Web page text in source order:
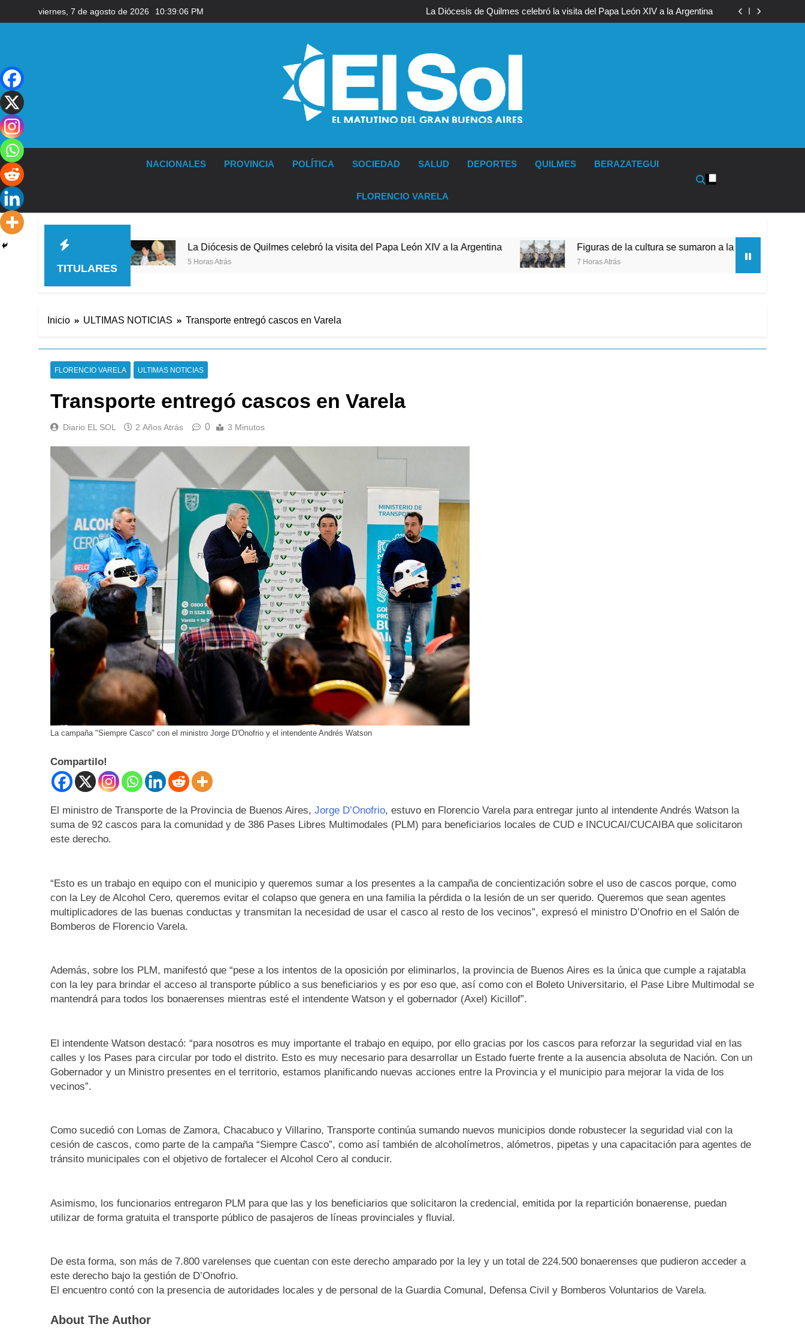
al
viernes, 7 de agosto de 2026 10:39:06 PM
La Diócesis de Quilmes celebró la visita del Papa León XIV a la Argentina
Figuras de la cultura se sumaron a la marcha frente al Congreso contra la Ley
La Diócesis de Quilmes celebró la visita del Papa León XIV a la Argentina
Figuras de la cultura se sumaron a la marcha frente al Congreso contra la Ley
Nueva jornada negativa para los activos argentinos: cayeron las acciones en
Wall Street y el riesgo país quedó al borde de los 450 puntos
NACIONALES PROVINCIA POLÍTICA SOCIEDAD SALUD DEPORTES QUILMES BERAZATEGUI
FLORENCIO VARELA
TITULARES
de Quilmes La Diócesis de Quilmes celebró la visita del Papa León XIV a la Argentina
5 Horas Atrás
Figuras de la cultura se sumaron a la marcha frente al Congreso
7 Horas Atrás
Inicio ULTIMAS NOTICIAS Transporte entregó cascos en Varela
FLORENCIO VARELA ULTIMAS NOTICIAS
Transporte entregó cascos en Varela
Diario EL SOL 2 Años Atrás 0 3 Minutos
La campaña "Siempre Casco" con el ministro Jorge D'Onofrio y el intendente Andrés Watson
Compartilo!
El ministro de Transporte de la Provincia de Buenos Aires, Jorge D’Onofrio, estuvo en Florencio Varela para entregar junto al intendente Andrés Watson la
suma de 92 cascos para la comunidad y de 386 Pases Libres Multimodales (PLM) para beneficiarios locales de CUD e INCUCAI/CUCAIBA que solicitaron
este derecho.
“Esto es un trabajo en equipo con el municipio y queremos sumar a los presentes a la campaña de concientización sobre el uso de cascos porque, como
con la Ley de Alcohol Cero, queremos evitar el colapso que genera en una familia la pérdida o la lesión de un ser querido. Queremos que sean agentes
multiplicadores de las buenas conductas y transmitan la necesidad de usar el casco al resto de los vecinos”, expresó el ministro D’Onofrio en el Salón de
Bomberos de Florencio Varela.
Además, sobre los PLM, manifestó que “pese a los intentos de la oposición por eliminarlos, la provincia de Buenos Aires es la única que cumple a rajatabla
con la ley para brindar el acceso al transporte público a sus beneficiarios y es por eso que, así como con el Boleto Universitario, el Pase Libre Multimodal se
mantendrá para todos los bonaerenses mientras esté el intendente Watson y el gobernador (Axel) Kicillof”.
El intendente Watson destacó: “para nosotros es muy importante el trabajo en equipo, por ello gracias por los cascos para reforzar la seguridad vial en las
calles y los Pases para circular por todo el distrito. Esto es muy necesario para desarrollar un Estado fuerte frente a la ausencia absoluta de Nación. Con un
Gobernador y un Ministro presentes en el territorio, estamos planificando nuevas acciones entre la Provincia y el municipio para mejorar la vida de los
vecinos”.
Como sucedió con Lomas de Zamora, Chacabuco y Villarino, Transporte continúa sumando nuevos municipios donde robustecer la seguridad vial con la
cesión de cascos, como parte de la campaña “Siempre Casco”, como así también de alcoholímetros, alómetros, pipetas y una capacitación para agentes de
tránsito municipales con el objetivo de fortalecer el Alcohol Cero al conducir.
Asimismo, los funcionarios entregaron PLM para que las y los beneficiarios que solicitaron la credencial, emitida por la repartición bonaerense, puedan
utilizar de forma gratuita el transporte público de pasajeros de líneas provinciales y fluvial.
De esta forma, son más de 7.800 varelenses que cuentan con este derecho amparado por la ley y un total de 224.500 bonaerenses que pudieron acceder a
este derecho bajo la gestión de D’Onofrio.
El encuentro contó con la presencia de autoridades locales y de personal de la Guardia Comunal, Defensa Civil y Bomberos Voluntarios de Varela.
About The Author